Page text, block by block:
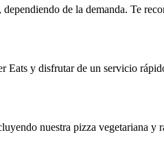
de la demanda. Te
Eats y disfrutar de un servicio
nuestra pizza vegetariana